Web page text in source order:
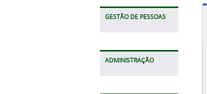
GESTÃO DE PESSOAS
ADMINISTRAÇÃO